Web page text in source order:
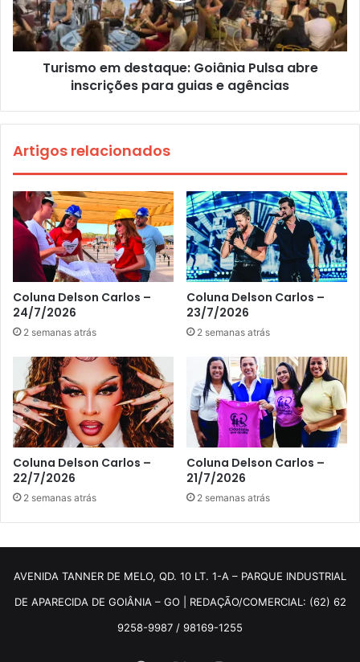
Turismo em destaque: Goiânia Pulsa abre
inscrições para guias e agências
Artigos relacionados
Coluna Delson Carlos –
24/7/2026
2 semanas atrás
Coluna Delson Carlos –
23/7/2026
2 semanas atrás
Coluna Delson Carlos –
22/7/2026
2 semanas atrás
Coluna Delson Carlos –
21/7/2026
2 semanas atrás
AVENIDA TANNER DE MELO, QD. 10 LT. 1-A – PARQUE INDUSTRIAL
DE APARECIDA DE GOIÂNIA – GO | REDAÇÃO/COMERCIAL: (62) 62
9258-9987 / 98169-1255